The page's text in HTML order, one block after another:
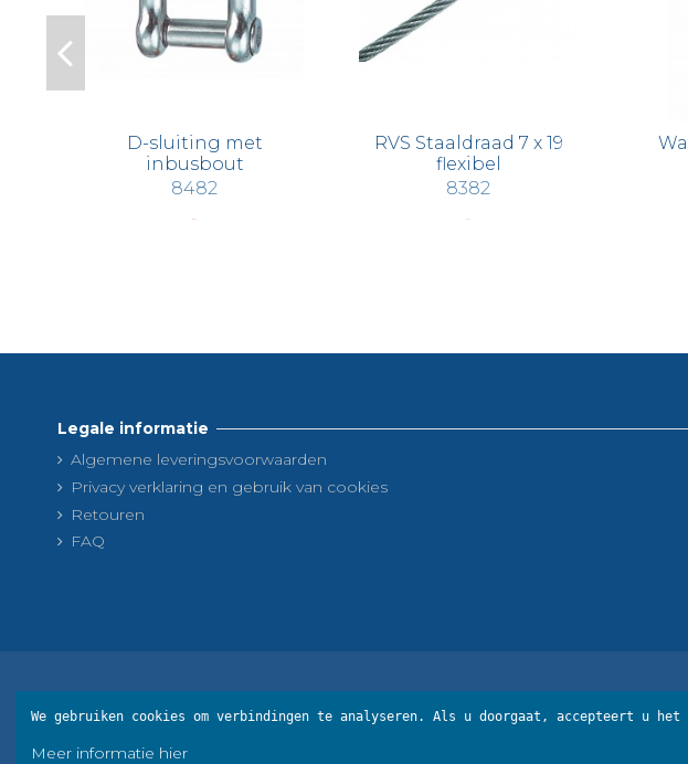
D-sluiting met
inbusbout
8482
RVS Staaldraad 7 x 19
flexibel
8382
Legale informatie
Algemene leveringsvoorwaarden
Privacy verklaring en gebruik van cookies
Retouren
FAQ
We gebruiken cookies om verbindingen te analyseren. Als u doorgaat, accepteert u het
Meer informatie hier